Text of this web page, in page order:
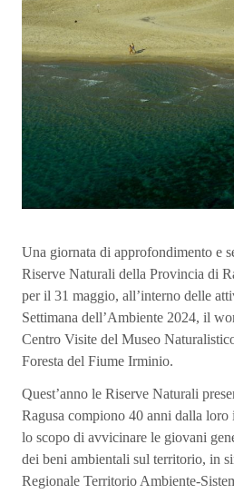
Una giornata di approfondimento e
Riserve Naturali della Provincia di
per il 31 maggio, all’interno delle
Settimana dell’Ambiente 2024, il
Centro Visite del Museo
Foresta del Fiume Irminio.
Quest’anno le Riserve Naturali
Ragusa compiono 40 anni dalla loro
lo scopo di avvicinare le giovani
dei beni ambientali sul territorio, in
Regionale Territorio Ambiente-